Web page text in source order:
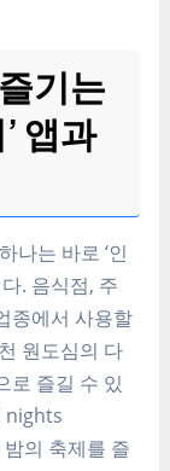
기는
앱과
나는 바로 ‘인
. 음식점, 주
종에서 사용할
원도심의 다
로 즐길 수 있
nights
의 축제를 즐